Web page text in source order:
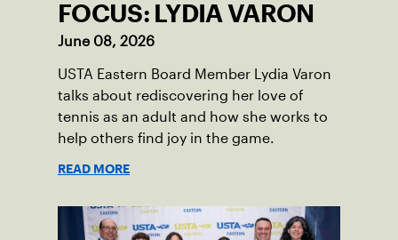
FOCUS: LYDIA VARON
June 08, 2026
USTA Eastern Board Member Lydia Varon
talks about rediscovering her love of
tennis as an adult and how she works to
help others find joy in the game.
READ MORE